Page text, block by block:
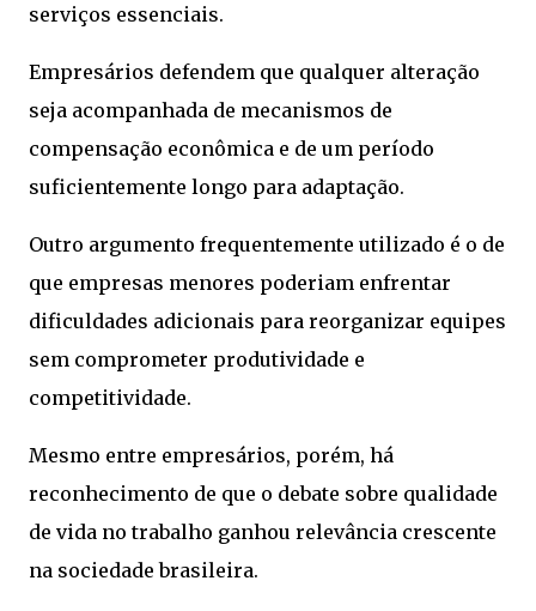
serviços essenciais.
Empresários defendem que qualquer alteração
seja acompanhada de mecanismos de
compensação econômica e de um período
suficientemente longo para adaptação.
Outro argumento frequentemente utilizado é o de
que empresas menores poderiam enfrentar
dificuldades adicionais para reorganizar equipes
sem comprometer produtividade e
competitividade.
Mesmo entre empresários, porém, há
reconhecimento de que o debate sobre qualidade
de vida no trabalho ganhou relevância crescente
na sociedade brasileira.